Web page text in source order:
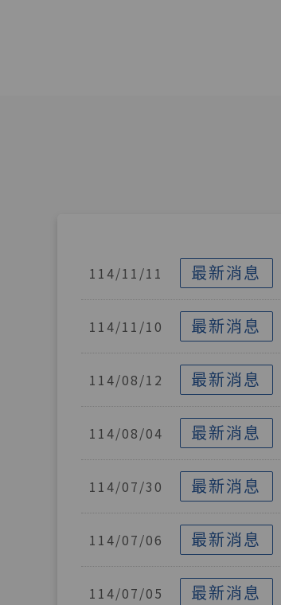
114/11/11 最新消息
114/11/10 最新消息
114/08/12 最新消息
114/08/04 最新消息
114/07/30 最新消息
114/07/06 最新消息
114/07/05 最新消息